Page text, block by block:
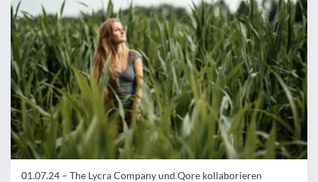
01.07.24 – The Lycra Company und Qore kollaborieren